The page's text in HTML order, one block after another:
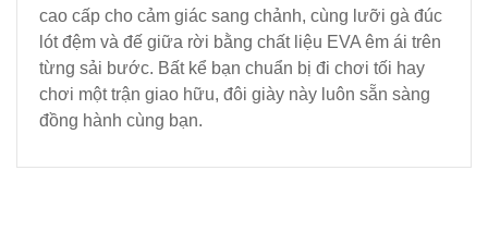
cao cấp cho cảm giác sang chảnh, cùng lưỡi gà đúc
lót đệm và đế giữa rời bằng chất liệu EVA êm ái trên
từng sải bước. Bất kể bạn chuẩn bị đi chơi tối hay
chơi một trận giao hữu, đôi giày này luôn sẵn sàng
đồng hành cùng bạn.